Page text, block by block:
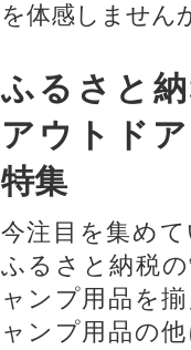
を体感しません
ふるさと
アウトド
特集
今注目を集め
ふるさと納税
ャンプ用品を
ャンプ用品の